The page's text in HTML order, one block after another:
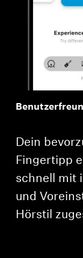
Dein
Fingertipp
schnell mit
und
Hörstil